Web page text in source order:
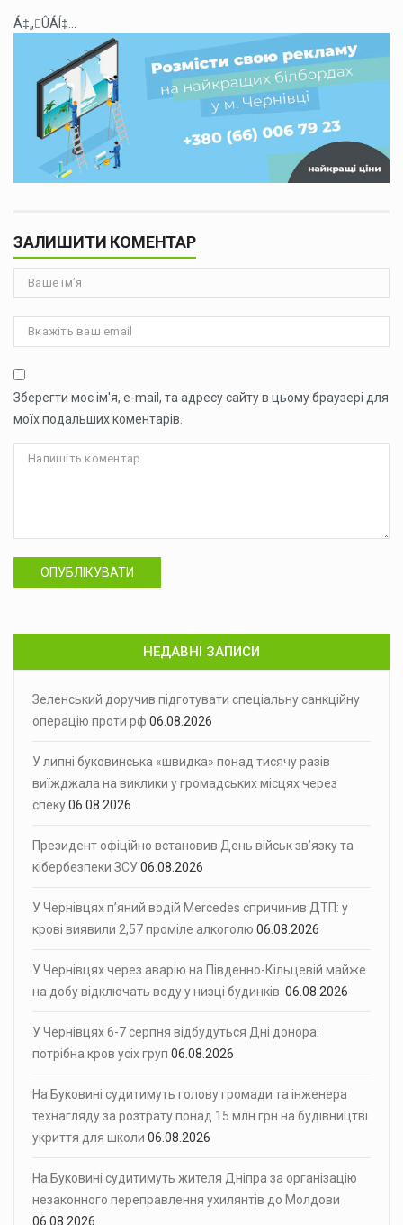
Á‡„ÛÁÍ‡...
ЗАЛИШИТИ КОМЕНТАР
Зберегти моє ім'я, e-mail, та адресу сайту в цьому браузері для
моїх подальших коментарів.
ОПУБЛІКУВАТИ
НЕДАВНІ ЗАПИСИ
Зеленський доручив підготувати спеціальну санкційну
операцію проти рф 06.08.2026
У липні буковинська «швидка» понад тисячу разів
виїжджала на виклики у громадських місцях через
спеку06.08.2026
Президент офіційно встановив День військ зв’язку та
кібербезпеки ЗСУ06.08.2026
У Чернівцях п’яний водій Mercedes спричинив ДТП: у
крові виявили 2,57 проміле алкоголю 06.08.2026
У Чернівцях через аварію на Південно-Кільцевій майже
на добу відключать воду у низці будинків 06.08.2026
У Чернівцях 6-7 серпня відбудуться Дні донора:
потрібна кров усіх груп 06.08.2026
На Буковині судитимуть голову громади та інженера
технагляду за розтрату понад 15 млн грн на будівництві
укриття для школи 06.08.2026
На Буковині судитимуть жителя Дніпра за організацію
незаконного переправлення ухилянтів до Молдови
06.08.2026